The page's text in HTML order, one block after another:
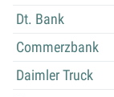
Dt. Bank
Commerzbank
Daimler Truck